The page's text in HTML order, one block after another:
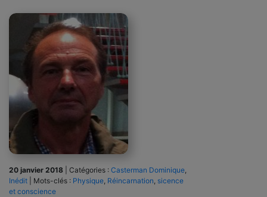
20 janvier 2018 Catégories : Casterman Dominique,
Inédit
Mots-clés : Physique, Réincarnation, sicence
et conscience